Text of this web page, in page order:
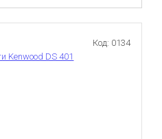
Код: 0134